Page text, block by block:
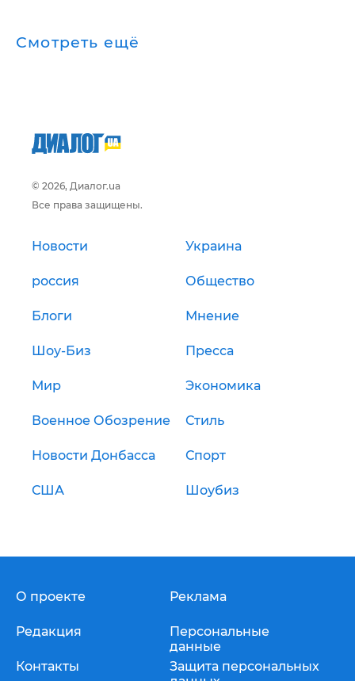
Смотреть ещё
© 2026, Диалог.ua
Все права защищены.
Новости Украина
россия Общество
Блоги Мнение
Шоу-Биз Пресса
Мир Экономика
Военное Обозрение Стиль
Новости Донбасса Спорт
США Шоубиз
О проекте
Редакция
Контакты
Реклама
Персональные
данные
Защита персональных